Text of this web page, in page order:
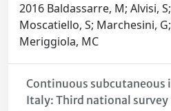
2016 Baldassarre, M; Alvisi,
Moscatiello, S; Marchesini,
Meriggiola, MC
Continuous subcutaneous
Italy: Third national survey